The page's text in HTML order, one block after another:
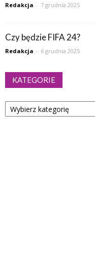
Redakcja - 7 grudnia 2025
Czy będzie FIFA 24?
Redakcja - 6 grudnia 2025
KATEGORIE
Kategorie